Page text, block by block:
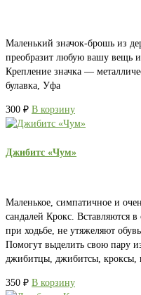
Маленький значок-брошь из
преобразит любую вашу вещь и
Крепление значка —
булавка, Уфа
300 ₽ В корзину
Джибитс «Чум»
Маленькое, симпатичное и
сандалей Крокс. Вставляются
при ходьбе, не утяжеляют
Помогут выделить свою пару
джибитцы, джибитсы,
350 ₽ В корзину